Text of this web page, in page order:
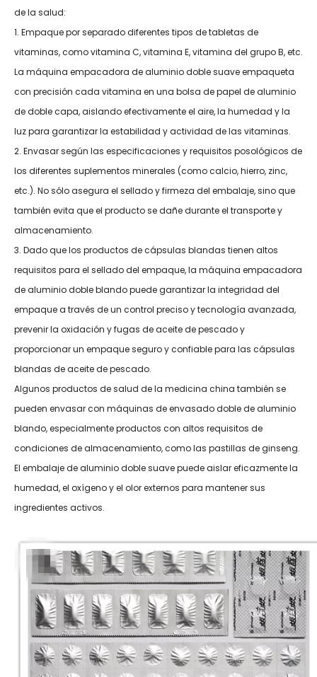
de la salud:
1. Empaque por separado diferentes tipos de tabletas de
vitaminas, como vitamina C, vitamina E, vitamina del grupo B, etc.
La máquina empacadora de aluminio doble suave empaqueta
con precisión cada vitamina en una bolsa de papel de aluminio
de doble capa, aislando efectivamente el aire, la humedad y la
luz para garantizar la estabilidad y actividad de las vitaminas.
2. Envasar según las especificaciones y requisitos posológicos de
los diferentes suplementos minerales (como calcio, hierro, zinc,
etc.). No sólo asegura el sellado y firmeza del embalaje, sino que
también evita que el producto se dañe durante el transporte y
almacenamiento.
3. Dado que los productos de cápsulas blandas tienen altos
requisitos para el sellado del empaque, la máquina empacadora
de aluminio doble blando puede garantizar la integridad del
empaque a través de un control preciso y tecnología avanzada,
prevenir la oxidación y fugas de aceite de pescado y
proporcionar un empaque seguro y confiable para las cápsulas
blandas de aceite de pescado.
Algunos productos de salud de la medicina china también se
pueden envasar con máquinas de envasado doble de aluminio
blando, especialmente productos con altos requisitos de
condiciones de almacenamiento, como las pastillas de ginseng.
El embalaje de aluminio doble suave puede aislar eficazmente la
humedad, el oxígeno y el olor externos para mantener sus
ingredientes activos.